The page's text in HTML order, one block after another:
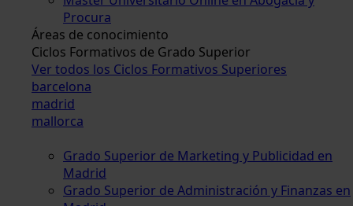
Procura
Áreas de conocimiento
Ciclos Formativos de Grado Superior
Ver todos los Ciclos Formativos Superiores
barcelona
madrid
mallorca
Grado Superior de Marketing y Publicidad en
Madrid
Grado Superior de Administración y Finanzas en